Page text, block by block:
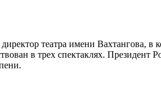
театра имени Вахтангова, в
в трех спектаклях. Президент